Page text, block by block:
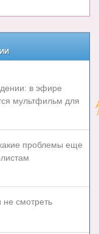
в эфире
мультфильм для
проблемы еще
не смотреть